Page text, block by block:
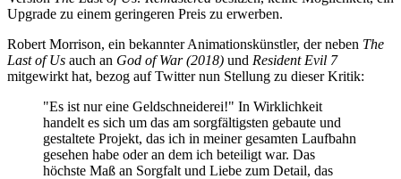
Upgrade zu einem geringeren Preis zu erwerben.
Robert Morrison, ein bekannter Animationskünstler, der neben The
Last of Us auch an God of War (2018) und Resident Evil 7
mitgewirkt hat, bezog auf Twitter nun Stellung zu dieser Kritik:
"Es ist nur eine Geldschneiderei!" In Wirklichkeit
handelt es sich um das am sorgfältigsten gebaute und
gestaltete Projekt, das ich in meiner gesamten Laufbahn
gesehen habe oder an dem ich beteiligt war. Das
höchste Maß an Sorgfalt und Liebe zum Detail, das